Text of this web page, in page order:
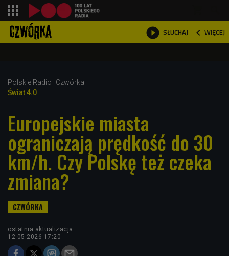
 SŁUCHAJ  WIĘCEJ

Polskie Radio
Czwórka
Świat 4.0
Europejskie miasta
ograniczają prędkość do 30
km/h. Czy Polskę też czeka
zmiana?
ostatnia aktualizacja:
12.05.2026 17:20